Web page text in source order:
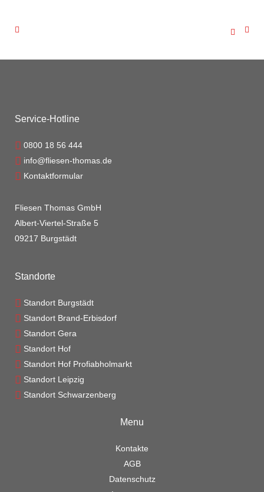
Service-Hotline
0800 18 56 444
info@fliesen-thomas.de
Kontaktformular
Fliesen Thomas GmbH
Albert-Viertel-Straße 5
09217 Burgstädt
Standorte
Standort Burgstädt
Standort Brand-Erbisdorf
Standort Gera
Standort Hof
Standort Hof Profiabholmarkt
Standort Leipzig
Standort Schwarzenberg
Menu
Kontakte
AGB
Datenschutz